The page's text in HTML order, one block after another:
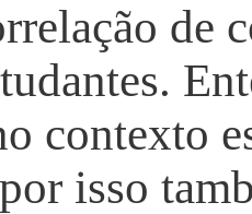
de
contexto
isso